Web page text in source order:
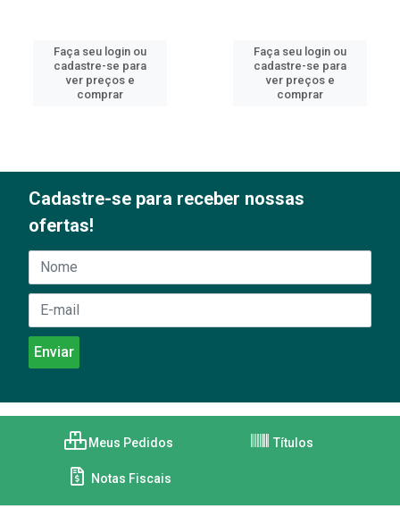
Faça seu login ou
cadastre-se para
ver preços e
comprar
Faça seu login ou
cadastre-se para
ver preços e
comprar
Cadastre-se para receber nossas
ofertas!
Meus Pedidos Títulos
Notas Fiscais